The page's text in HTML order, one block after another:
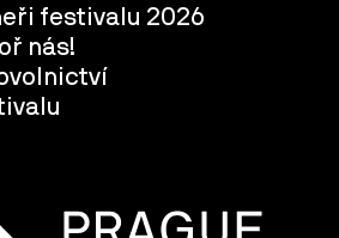
festivalu 2026
nás!